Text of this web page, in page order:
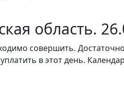
область.
совершить.
в этот день.